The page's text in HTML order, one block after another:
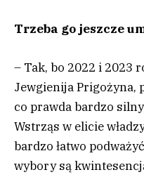
Trzeba go jeszcze
– Tak, bo 2022 i 2023
Jewgienija Prigożyna,
co prawda bardzo
Wstrząs w elicie
bardzo łatwo
wybory są